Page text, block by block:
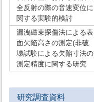
全反射の際の音速変位に
関する実験的検討
漏洩磁束探傷法による表
面欠陥高さの測定(非破
壊試験による欠陥寸法の
測定精度に関する研究
研究調査資料